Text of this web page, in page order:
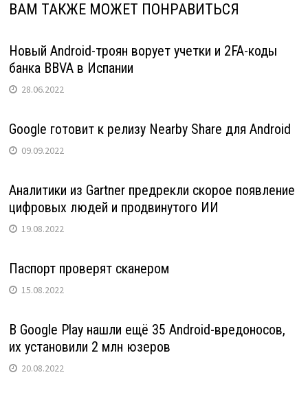
ВАМ ТАКЖЕ МОЖЕТ ПОНРАВИТЬСЯ
Новый Android-троян ворует учетки и 2FA-коды
банка BBVA в Испании
28.06.2022
Google готовит к релизу Nearby Share для Android
09.09.2022
Аналитики из Gartner предрекли скорое появление
цифровых людей и продвинутого ИИ
19.08.2022
Паспорт проверят сканером
15.08.2022
В Google Play нашли ещё 35 Android-вредоносов,
их установили 2 млн юзеров
20.08.2022